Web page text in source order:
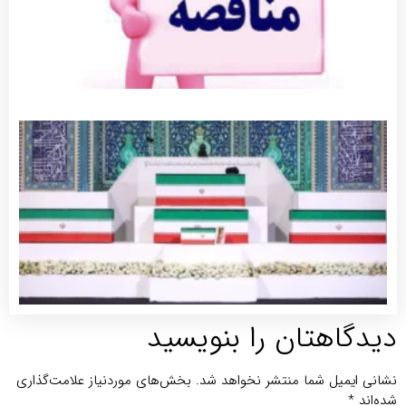
پیکر
رهبر
را بنویسید
ایمیل شما منتشر نخواهد شد. بخش‌های موردنیاز علامت‌گذاری
*